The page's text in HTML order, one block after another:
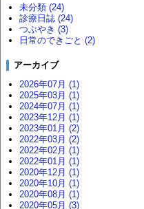
未分類 (24)
診療日誌 (24)
つぶやき (3)
日常のできごと (2)
アーカイブ
2026年07月 (1)
2025年03月 (1)
2024年07月 (1)
2023年12月 (1)
2023年01月 (2)
2022年03月 (2)
2022年02月 (1)
2022年01月 (1)
2020年12月 (1)
2020年10月 (1)
2020年08月 (1)
2020年05月 (3)